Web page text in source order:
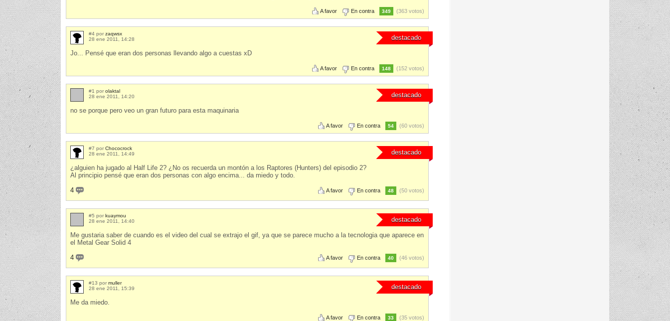
A favor En contra 349 (363 votos)
destacado
#4 por zaqwsx
28 ene 2011, 14:28
Jo... Pensé que eran dos personas llevando algo a cuestas xD
A favor En contra 148 (152 votos)
destacado
#1 por olaktal
28 ene 2011, 14:20
no se porque pero veo un gran futuro para esta maquinaria
A favor En contra 54 (60 votos)
destacado
#7 por Chococrock
28 ene 2011, 14:49
¿alguien ha jugado al Half Life 2? ¿No os recuerda un montón a los Raptores (Hunters) del episodio 2?
Al principio pensé que eran dos personas con algo encima... da miedo y todo.
4
A favor En contra 48 (50 votos)
destacado
#5 por kuaymou
28 ene 2011, 14:40
Me gustaria saber de cuando es el video del cual se extrajo el gif, ya que se parece mucho a la tecnologia que aparece en
el Metal Gear Solid 4
4
A favor En contra 40 (46 votos)
destacado
#13 por muller
28 ene 2011, 15:39
Me da miedo.
A favor En contra 33 (35 votos)